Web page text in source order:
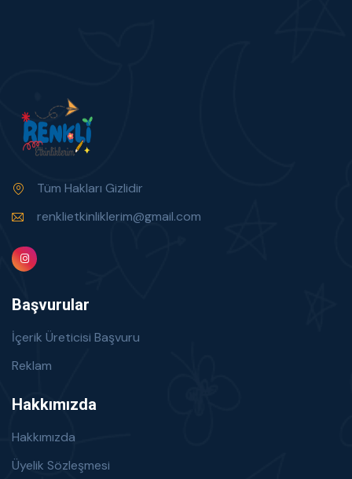
Tüm Hakları Gizlidir
renklietkinliklerim@gmail.com
Başvurular
İçerik Üreticisi Başvuru
Reklam
Hakkımızda
Hakkımızda
Üyelik Sözleşmesi